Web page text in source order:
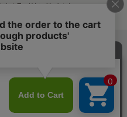
定商取引法に基づく表示
イント規約
人様向けオンラインショップ
報提供、サービス改善のための分
の使用にご同意いただいたものとみ
ご確認ください。